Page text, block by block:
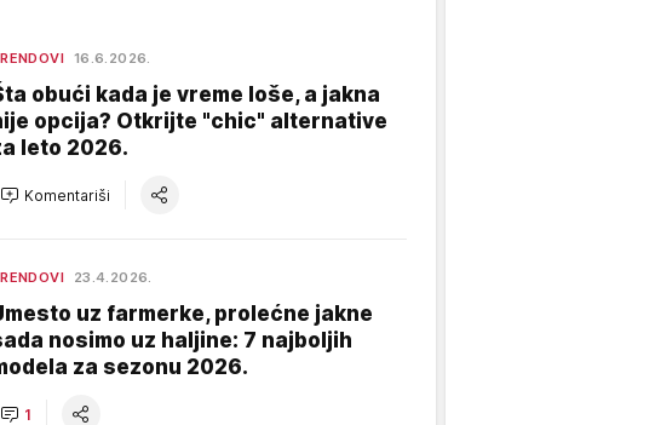
16.6.2026.
obući kada je vreme loše, a jakna
opcija? Otkrijte "chic" alternative
leto 2026.
Komentariši
23.4.2026.
uz farmerke, prolećne jakne
nosimo uz haljine: 7 najboljih
za sezonu 2026.
1